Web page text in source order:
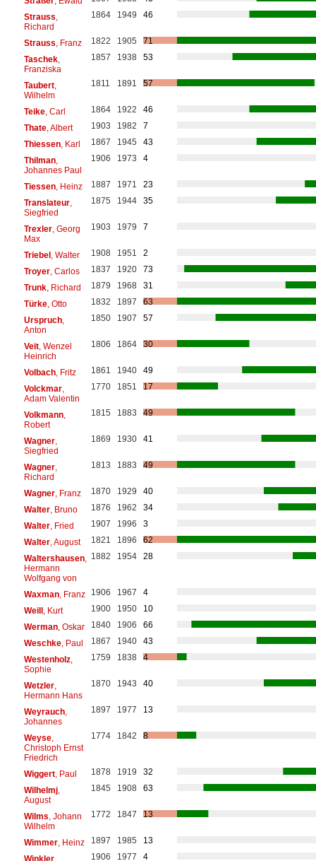
Strauss
Richard
1864 1949 46
Strauss , Franz 1822 1905
71
Taschek,
Franziska
1857 1938 53
Taubert,
Wilhelm
1811 1891 57
Teike, Carl 1864 1922
46
Thate, Albert 1903 1982
7
Thiessen, Karl 1867 1945
43
Thilman,
Johannes Paul
1906 1973 4
Tiessen, Heinz 1887 1971
23
Translateur,
Siegfried
1875 1944 35
Trexler, Georg
Max
1903 1979 7
Triebel, Walter 1908 1951
2
Troyer, Carlos 1837 1920
73
Trunk, Richard 1879 1968
31
Türke, Otto 1832 1897
63
Urspruch,
Anton
1850 1907 57
Veit, Wenzel
Heinrich
1806 1864 30
Volbach, Fritz 1861 1940
49
Volckmar,
Adam Valentin
1770 1851 17
Volkmann,
Robert
1815 1883 49
Wagner,
Siegfried
1869 1930 41
Wagner,
Richard
1813 1883 49
Wagner, Franz 1870 1929
40
Walter, Bruno 1876 1962
34
Walter, Fried 1907 1996
3
Walter, August 1821 1896
62
Waltershausen,
Hermann
Wolfgang von
1882 1954 28
Waxman, Franz 1906 1967
4
Weill, Kurt 1900 1950
10
Werman, Oskar 1840 1906
66
Weschke, Paul 1867 1940
43
Westenholz,
Sophie
1759 1838 4
Wetzler,
Hermann Hans
1870 1943 40
Weyrauch,
Johannes
1897 1977 13
Weyse,
Christoph Ernst
Friedrich
1774 1842 8
Wiggert, Paul 1878 1919
32
Wilhelmj,
August
1845 1908 63
Wilms , Johann
Wilhelm
1772 1847 13
Wimmer, Heinz 1897 1985
13
Winkler,
1906 1977 4